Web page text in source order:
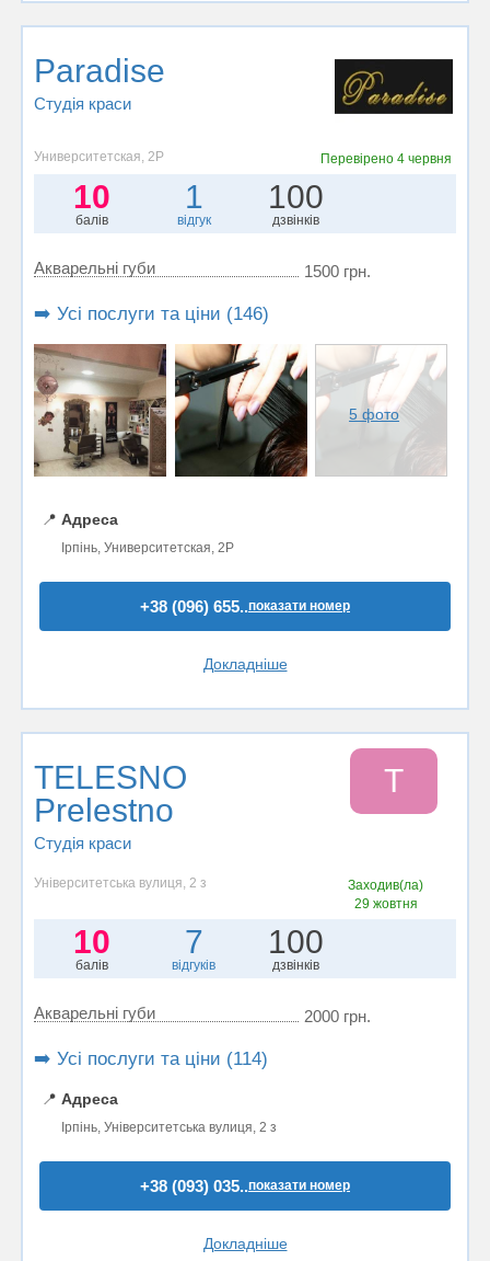
Paradise
Студія краси
Университетская, 2Р Перевірено 4 червня
10
балів
1
відгук
100
дзвінків
Акварельні губи 1500 грн.
➡️ Усі послуги та ціни (146)
5 фото
📍 Адреса
Ірпінь, Университетская, 2Р
+38 (096) 655..показати номер
Докладніше
TELESNO
Prelestno
Студія краси
T
Університетська вулиця, 2 з
Заходив(ла)
29 жовтня
10
балів
7
відгуків
100
дзвінків
Акварельні губи 2000 грн.
➡️ Усі послуги та ціни (114)
📍 Адреса
Ірпінь, Університетська вулиця, 2 з
+38 (093) 035..показати номер
Докладніше